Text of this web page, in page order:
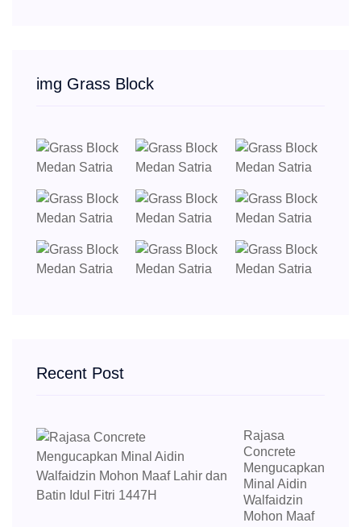
img Grass Block
Recent Post
Rajasa
Concrete
Mengucapkan
Minal Aidin
Walfaidzin
Mohon Maaf